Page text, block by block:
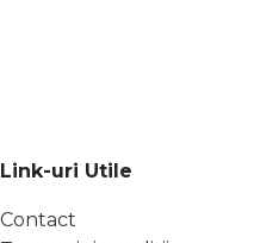
Link-uri Utile
Contact